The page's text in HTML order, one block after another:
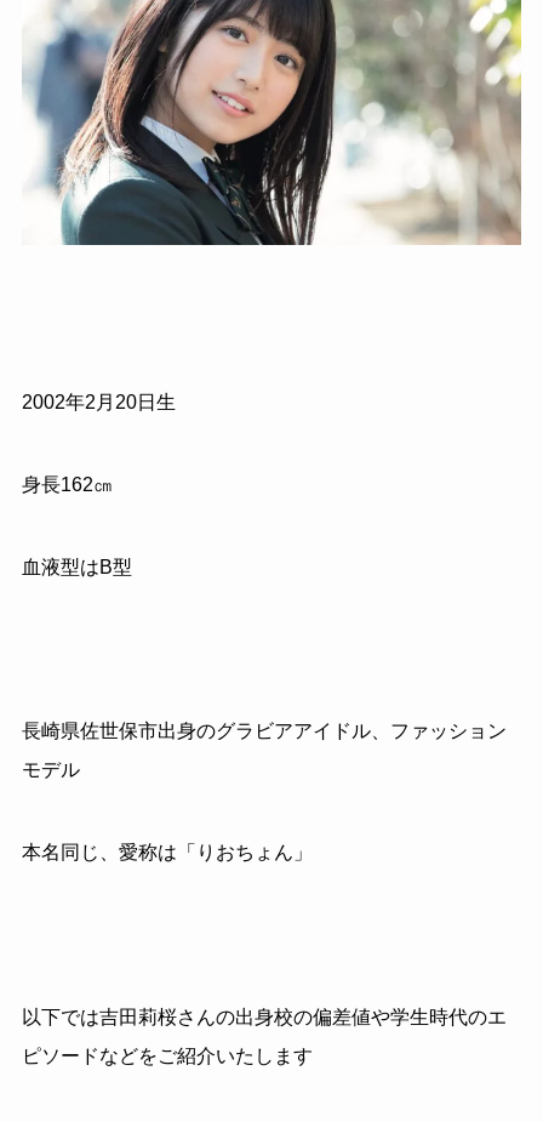
2002年2月20日生
身長162㎝
血液型はB型
長崎県佐世保市出身のグラビアアイドル、ファッション
モデル
本名同じ、愛称は「りおちょん」
以下では吉田莉桜さんの出身校の偏差値や学生時代のエ
ピソードなどをご紹介いたします